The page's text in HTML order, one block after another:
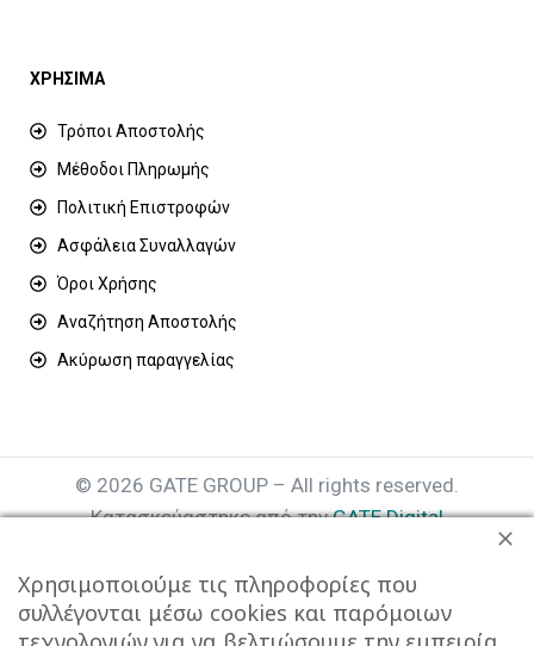
ΧΡΗΣΙΜΑ
Τρόποι Αποστολής
Μέθοδοι Πληρωμής
Πολιτική Επιστροφών
Ασφάλεια Συναλλαγών
Όροι Χρήσης
Αναζήτηση Αποστολής
Ακύρωση παραγγελίας
© 2026 GATE GROUP – All rights reserved.
Κατασκεύαστηκε από τηνGATE Digital
Αριθμός Γ.Ε.ΜΗ. : 077935642000
Χρησιμοποιούμε τις πληροφορίες που
συλλέγονται μέσω cookies και παρόμοιων